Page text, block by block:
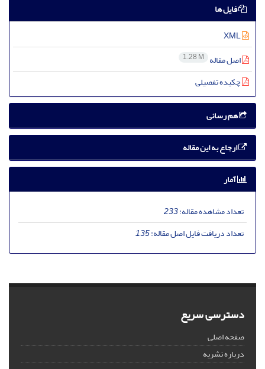
فایل ها
اصل مقاله 1.28 M
چکیده تفصیلی
هم رسانی
ارجاع به این مقاله
آمار
تعداد مشاهده مقاله:233
تعداد دریافت فایل اصل مقاله:135
دسترسی سریع
صفحه اصلی
درباره نشریه